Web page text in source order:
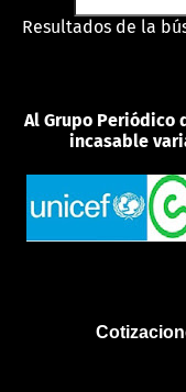
Resultados de la
Al Grupo Periódico
incasable